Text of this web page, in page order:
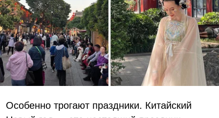
Особенно трогают праздники. Китайский